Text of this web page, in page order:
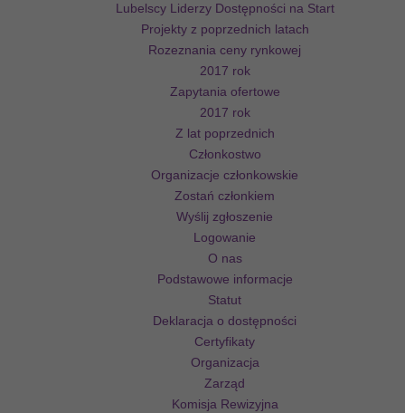
Lubelscy Liderzy Dostępności na Start
Projekty z poprzednich latach
Rozeznania ceny rynkowej
2017 rok
Zapytania ofertowe
2017 rok
Z lat poprzednich
Członkostwo
Organizacje członkowskie
Zostań członkiem
Wyślij zgłoszenie
Logowanie
O nas
Podstawowe informacje
Statut
Deklaracja o dostępności
Certyfikaty
Organizacja
Zarząd
Komisja Rewizyjna